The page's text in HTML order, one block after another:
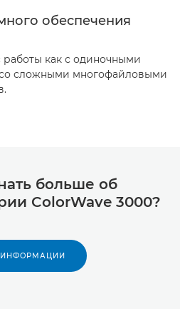
обеспечения
как с одиночными
со сложными многофайловыми
больше об
ColorWave 3000?